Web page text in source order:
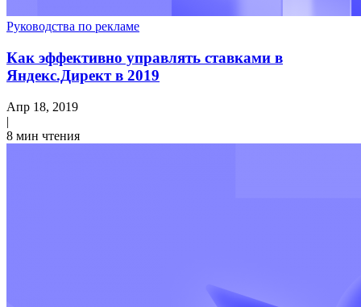
Руководства по рекламе
Как эффективно управлять ставками в
Яндекс.Директ в 2019
Апр 18, 2019
|
8 мин чтения